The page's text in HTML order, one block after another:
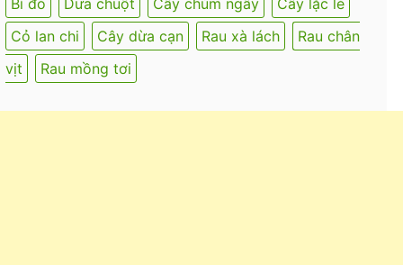
Bí đỏ
Dưa chuột Cây chùm ngây
Cây lặc lè
Cỏ lan chi
Cây dừa cạn Rau xà lách
Rau chân
vịt
Rau mồng tơi